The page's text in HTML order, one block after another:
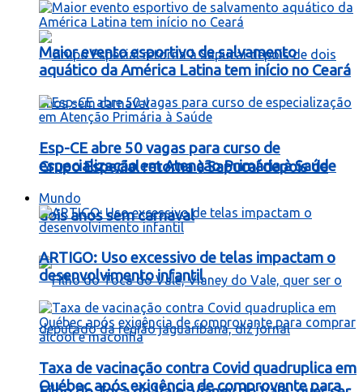
Grupo Especial retorna à Sapucaí depois de
dois anos sem carnaval
Maior evento esportivo de salvamento
aquático da América Latina tem início no Ceará
Esp-CE abre 50 vagas para curso de
especialização em Atenção Primária à Saúde
Mundo
ARTIGO: Uso excessivo de telas impactam o
desenvolvimento infantil
Taxa de vacinação contra Covid quadruplica em
Québec após exigência de comprovante para